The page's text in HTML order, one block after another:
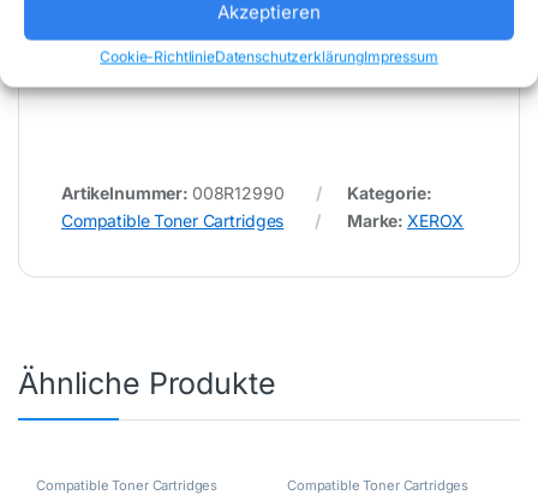
Akzeptieren
Cookie-RichtlinieDatenschutzerklärungImpressum
Artikelnummer: 008R12990
Kategorie:
Compatible Toner Cartridges
Marke: XEROX
Ähnliche Produkte
Compatible Toner Cartridges Compatible Toner Cartridges